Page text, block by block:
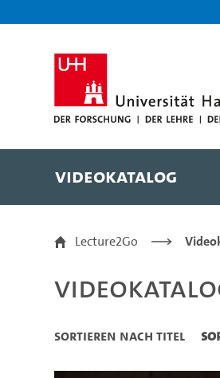
Videokatalog
Lecture2Go
Sortieren nach Titel